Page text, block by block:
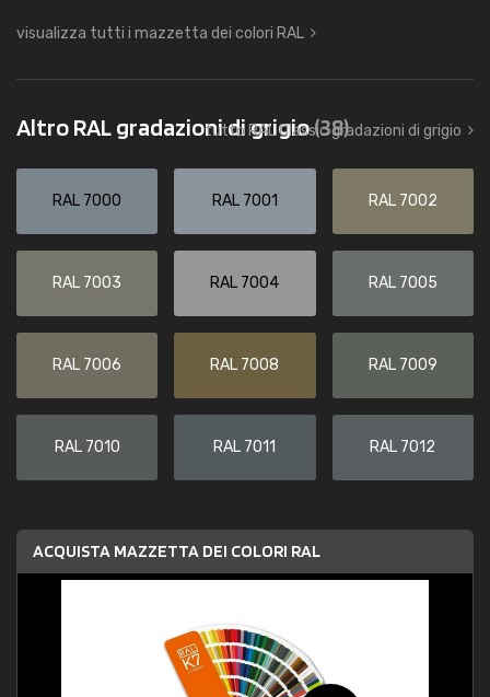
visualizza tutti i mazzetta dei colori RAL
Altro RAL gradazioni di grigio(38)
tutto RAL Classic gradazioni di grigio
RAL 7000 RAL 7001 RAL 7002
RAL 7003 RAL 7004 RAL 7005
RAL 7006 RAL 7008 RAL 7009
RAL 7010 RAL 7011 RAL 7012
ACQUISTA MAZZETTA DEI COLORI RAL